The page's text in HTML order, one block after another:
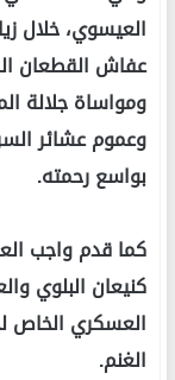
العيسوي، خلال
عفاش القطعان
ومواساة جلالة
وعموم عشائر
بواسع رحمته.
كما قدم واجب
كنيعان البلوي
العسكري الخاص
الغنم.